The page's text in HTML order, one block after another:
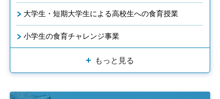
大学生・短期大学生による高校生への食育授業
小学生の食育チャレンジ事業
もっと見る